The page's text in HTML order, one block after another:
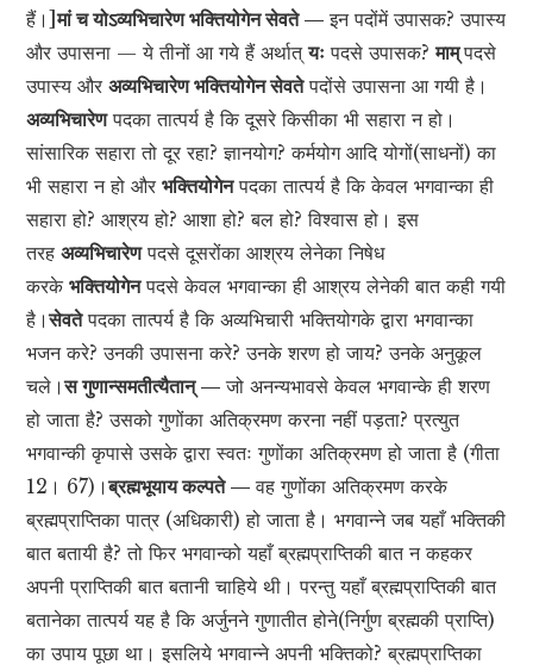
हैं।]मां च योऽव्यभिचारेण भक्तियोगेन सेवते —इन पदोंमें उपासक? उपास्य
और उपासना — ये तीनों आ गये हैं अर्थात्यः पदसे उपासक?माम्पदसे
उपास्य औरअव्यभिचारेण भक्तियोगेन सेवतेपदोंसे उपासना आ गयी है।
अव्यभिचारेणपदका तात्पर्य है कि दूसरे किसीका भी सहारा न हो।
सांसारिक सहारा तो दूर रहा? ज्ञानयोग? कर्मयोग आदि योगों(साधनों) का
भी सहारा न हो औरभक्तियोगेनपदका तात्पर्य है कि केवल भगवान्का ही
सहारा हो? आश्रय हो? आशा हो? बल हो? विश्वास हो। इस
तरहअव्यभिचारेणपदसे दूसरोंका आश्रय लेनेका निषेध
करकेभक्तियोगेनपदसे केवल भगवान्का ही आश्रय लेनेकी बात कही गयी
है।सेवतेपदका तात्पर्य है कि अव्यभिचारी भक्तियोगके द्वारा भगवान्का
भजन करे? उनकी उपासना करे? उनके शरण हो जाय? उनके अनुकूल
चले।स गुणान्समतीत्यैतान् —जो अनन्यभावसे केवल भगवान्के ही शरण
हो जाता है? उसको गुणोंका अतिक्रमण करना नहीं पड़ता? प्रत्युत
भगवान्की कृपासे उसके द्वारा स्वतः गुणोंका अतिक्रमण हो जाता है (गीता
12। 67)।ब्रह्मभूयाय कल्पते —वह गुणोंका अतिक्रमण करके
ब्रह्मप्राप्तिका पात्र (अधिकारी) हो जाता है। भगवान्ने जब यहाँ भक्तिकी
बात बतायी है? तो फिर भगवान्को यहाँ ब्रह्मप्राप्तिकी बात न कहकर
अपनी प्राप्तिकी बात बतानी चाहिये थी। परन्तु यहाँ ब्रह्मप्राप्तिकी बात
बतानेका तात्पर्य यह है कि अर्जुनने गुणातीत होने(निर्गुण ब्रह्मकी प्राप्ति)
का उपाय पूछा था। इसलिये भगवान्ने अपनी भक्तिको? ब्रह्मप्राप्तिका